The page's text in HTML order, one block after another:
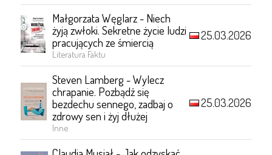
Małgorzata Węglarz - Niech
żyją zwłoki. Sekretne życie ludzi
pracujących ze śmiercią
Literatura Faktu
25.03.2026
Steven Lamberg - Wylecz
chrapanie. Pozbądź się
bezdechu sennego, zadbaj o
zdrowy sen i żyj dłużej
Inne
25.03.2026